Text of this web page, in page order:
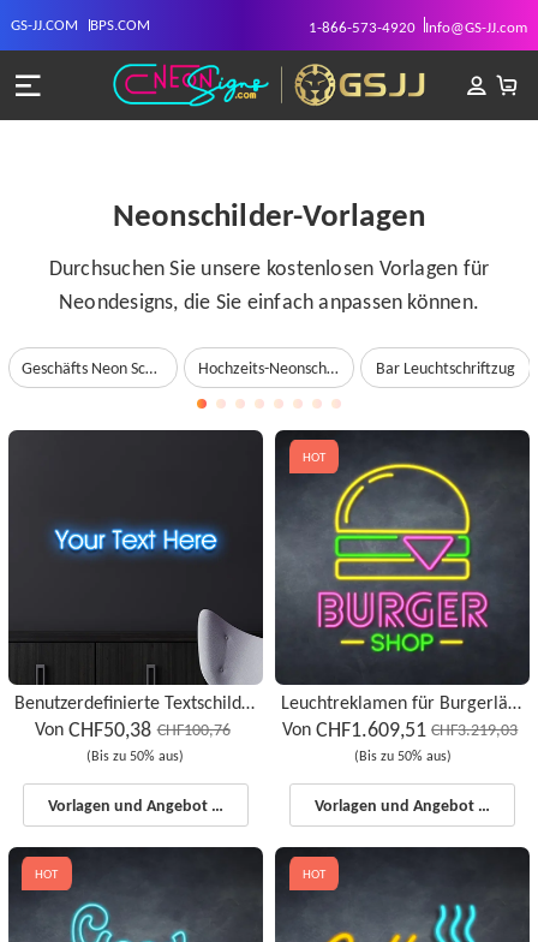
GS-JJ.COM BPS.COM 1-866-573-4920 Info@GS-JJ.com
Neonschilder-Vorlagen
Durchsuchen Sie unsere kostenlosen Vorlagen für
Neondesigns, die Sie einfach anpassen können.
Geschäfts Neon Schriftzug Hochzeits-Neonschilder Bar Leuchtschriftzug
Benutzerdefinierte Textschilder
VonCHF50,38 CHF100,76
(Bis zu 50% aus)
Vorlagen und Angebot starten
HOT
Leuchtreklamen für Burgerläden
VonCHF1.609,51 CHF3.219,03
(Bis zu 50% aus)
Vorlagen und Angebot starten
HOT HOT